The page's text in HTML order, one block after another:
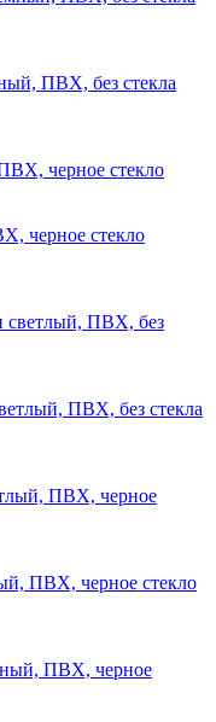
ПВХ, без стекла
черное стекло
ПВХ, без стекла
ПВХ, черное стекло